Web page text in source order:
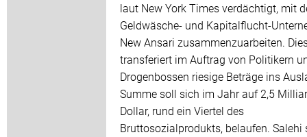
laut New York Times verdächtigt, mit
Geldwäsche- und Kapitalflucht-
New Ansari zusammenzuarbeiten.
transferiert im Auftrag von Politikern
Drogenbossen riesige Beträge ins
Summe soll sich im Jahr auf 2,5
Dollar, rund ein Viertel des
Bruttosozialprodukts, belaufen. Salehi